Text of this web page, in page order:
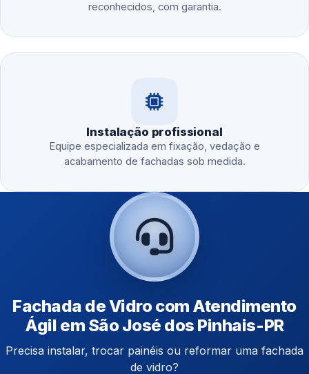
reconhecidos, com garantia.
Instalação profissional
Equipe especializada em fixação, vedação e
acabamento de fachadas sob medida.
Fachada de Vidro com Atendimento
Ágil em São José dos Pinhais-PR
Precisa instalar, trocar painéis ou reformar uma fachada
de vidro?